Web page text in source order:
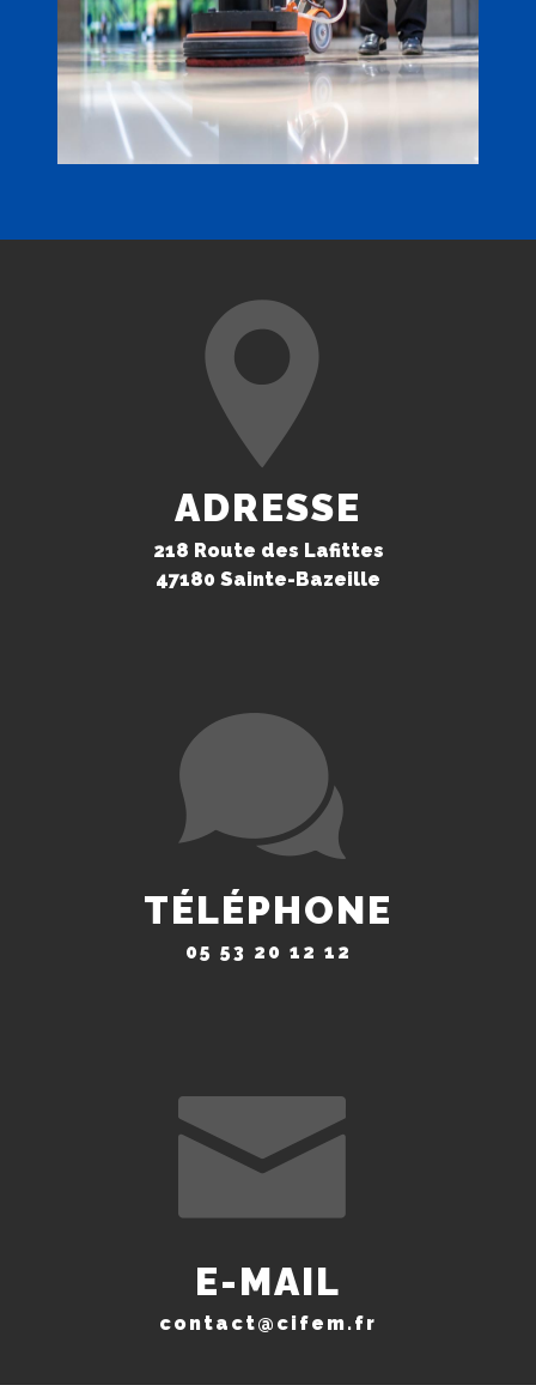
ADRESSE
218 Route des Lafittes
47180 Sainte-Bazeille
TÉLÉPHONE
05 53 20 12 12
E-MAIL
contact@cifem.fr